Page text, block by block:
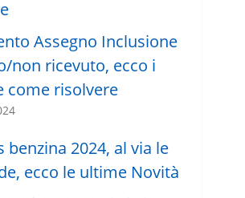
Assegno Inclusione
non ricevuto, ecco i
come risolvere